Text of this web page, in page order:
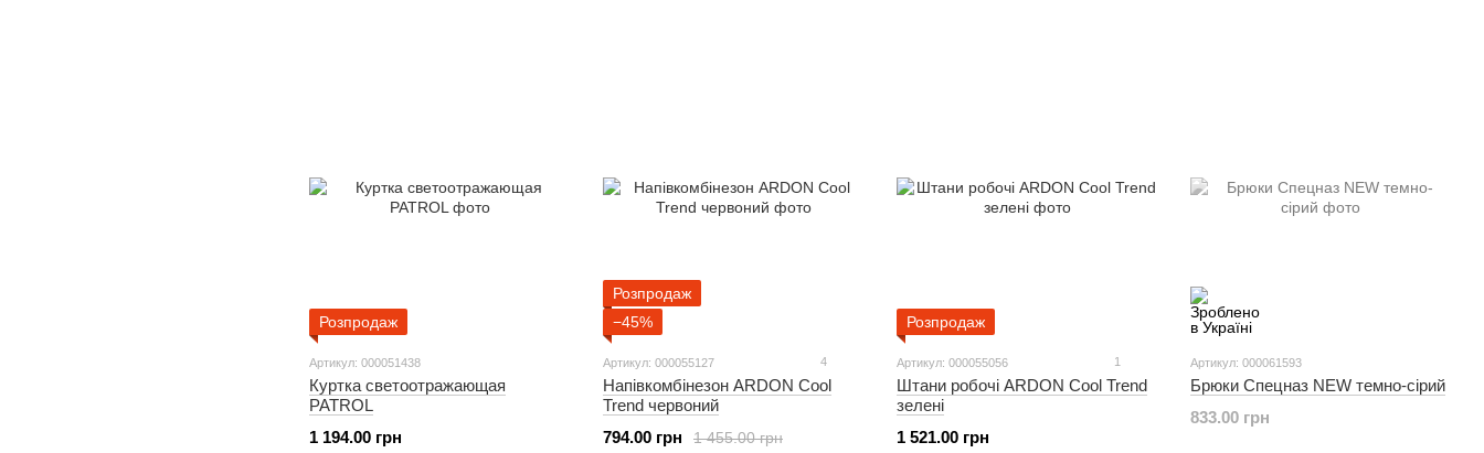
Розпродаж
Артикул: 000051438
Куртка светоотражающая
PATROL
1 194.00 грн
Розпродаж
−45%
Артикул: 000055127 4
Напівкомбінезон ARDON Cool
Trend червоний
1 455.00 грн
794.00 грн
Розпродаж
Артикул: 000055056 1
Штани робочі ARDON Cool Trend
зелені
1 521.00 грн
Артикул: 000061593
Брюки Спецназ NEW темно-сірий
833.00 грн